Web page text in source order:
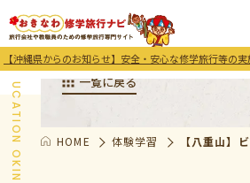
JP
体験学習プログラム
一覧に戻る
HOME 体験学習 【八重山】